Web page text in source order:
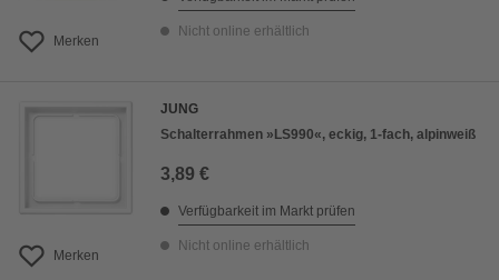
Merken
Nicht online erhältlich
Merken
JUNG
Schalterrahmen »LS990«, eckig, 1-fach, alpinweiß
3,89 €
Verfügbarkeit im Markt prüfen
Nicht online erhältlich